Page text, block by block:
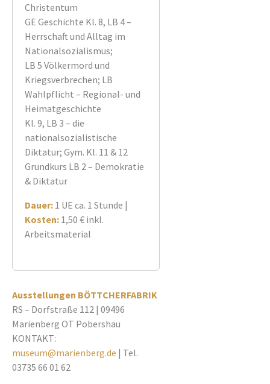
Christentum
GE Geschichte Kl. 8, LB 4 –
Herrschaft und Alltag im
Nationalsozialismus;
LB 5 Völkermord und
Kriegsverbrechen; LB
Wahlpflicht – Regional- und
Heimatgeschichte
Kl. 9, LB 3 – die
nationalsozialistische
Diktatur; Gym. Kl. 11 & 12
Grundkurs LB 2 – Demokratie
& Diktatur
Dauer: 1 UE ca. 1 Stunde |
Kosten: 1,50 € inkl.
Arbeitsmaterial
Ausstellungen BÖTTCHERFABRIK
RS – Dorfstraße 112 | 09496
Marienberg OT Pobershau
KONTAKT:
museum@marienberg.de | Tel.
03735 66 01 62